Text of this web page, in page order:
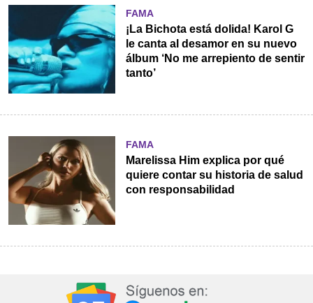
FAMA
¡La Bichota está dolida! Karol G
le canta al desamor en su nuevo
álbum ‘No me arrepiento de sentir
tanto’
FAMA
Marelissa Him explica por qué
quiere contar su historia de salud
con responsabilidad